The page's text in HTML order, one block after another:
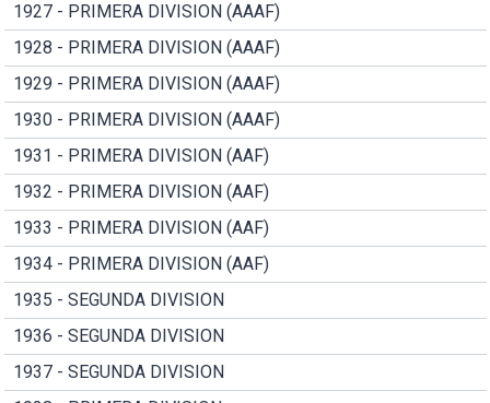
1927 - PRIMERA DIVISION (AAAF)
1928 - PRIMERA DIVISION (AAAF)
1929 - PRIMERA DIVISION (AAAF)
1930 - PRIMERA DIVISION (AAAF)
1931 - PRIMERA DIVISION (AAF)
1932 - PRIMERA DIVISION (AAF)
1933 - PRIMERA DIVISION (AAF)
1934 - PRIMERA DIVISION (AAF)
1935 - SEGUNDA DIVISION
1936 - SEGUNDA DIVISION
1937 - SEGUNDA DIVISION